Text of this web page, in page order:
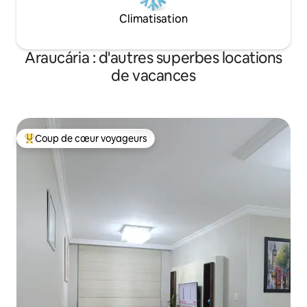
Climatisation
Araucária : d'autres superbes locations
de vacances
Coups de cœur voyageurs les plus appréciés
Coup de cœur voyageurs